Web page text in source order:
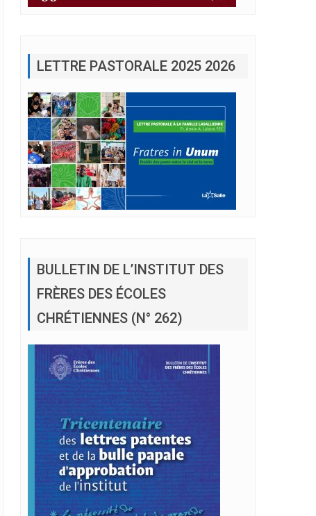
LETTRE PASTORALE 2025 2026
BULLETIN DE L’INSTITUT DES
FRÈRES DES ÉCOLES
CHRÉTIENNES (N° 262)